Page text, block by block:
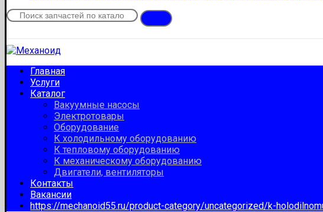
Главная
Услуги
Каталог
Вакуумные насосы
Электротовары
Оборудование
К холодильному оборудованию
К тепловому оборудованию
К механическому оборудованию
Двигатели, вентиляторы
Контакты
Вакансии
https://mechanoid55.ru/product-category/uncategorized/k-